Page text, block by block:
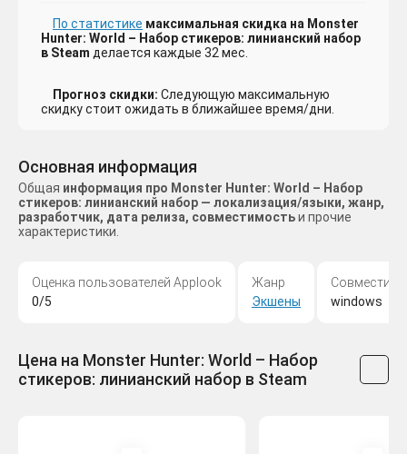
По статистике максимальная скидка на Monster
Hunter: World – Набор стикеров: линианский набор
в Steam делается каждые 32 мес.
Прогноз скидки: Следующую максимальную
скидку стоит ожидать в ближайшее время/дни.
Основная информация
Общая информация про Monster Hunter: World – Набор
стикеров: линианский набор — локализация/языки, жанр,
разработчик, дата релиза, совместимостьи прочие
характеристики.
Оценка пользователей Applook
0/5
Жанр
Экшены
windows
Цена на Monster Hunter: World – Набор
стикеров: линианский набор в Steam